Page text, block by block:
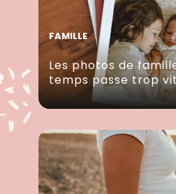
FAMILLE
Les photos de
temps passe trop